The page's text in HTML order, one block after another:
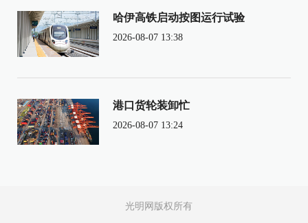
哈伊高铁启动按图运行试验
2026-08-07 13:38
港口货轮装卸忙
2026-08-07 13:24
光明网版权所有